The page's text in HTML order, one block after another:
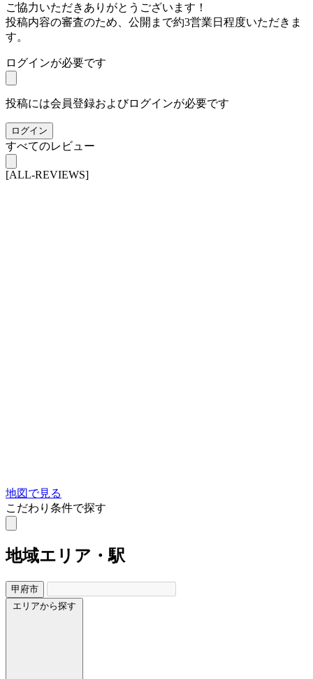
ご協力いただきありがとうございます！
投稿内容の審査のため、公開まで約3営業日程度いただきま
す。
ログインが必要です
投稿には会員登録およびログインが必要です
ログイン
すべてのレビュー
[ALL-REVIEWS]
地図で見る
こだわり条件で探す
地域エリア・駅
甲府市
エリアから探す